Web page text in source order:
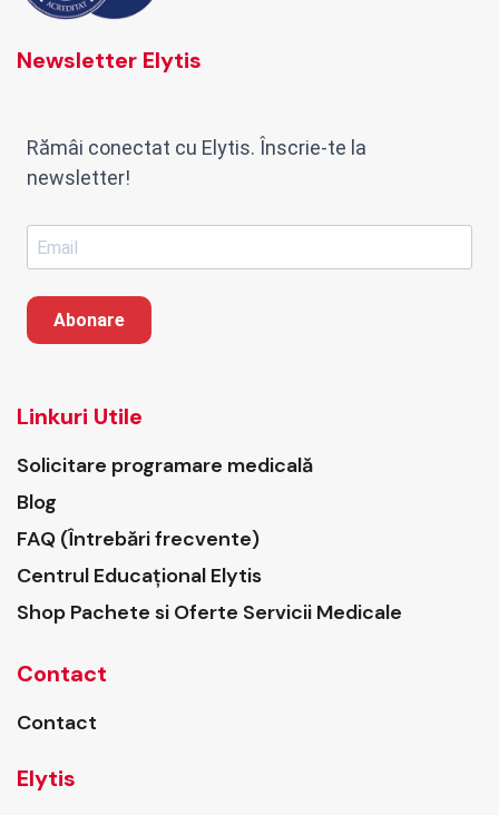
Newsletter Elytis
Rămâi conectat cu Elytis. Înscrie-te la
newsletter!
Abonare
Linkuri Utile
Solicitare programare medicală
Blog
FAQ (Întrebări frecvente)
Centrul Educațional Elytis
Shop Pachete si Oferte Servicii Medicale
Contact
Contact
Elytis